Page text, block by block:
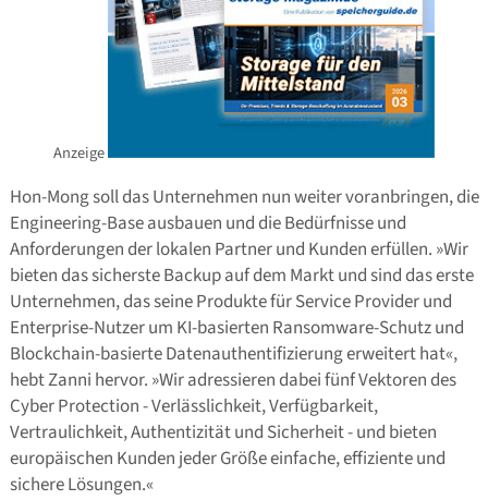
Anzeige
Hon-Mong soll das Unternehmen nun weiter voranbringen, die
Engineering-Base ausbauen und die Bedürfnisse und
Anforderungen der lokalen Partner und Kunden erfüllen. »Wir
bieten das sicherste Backup auf dem Markt und sind das erste
Unternehmen, das seine Produkte für Service Provider und
Enterprise-Nutzer um KI-basierten Ransomware-Schutz und
Blockchain-basierte Datenauthentifizierung erweitert hat«,
hebt Zanni hervor. »Wir adressieren dabei fünf Vektoren des
Cyber Protection - Verlässlichkeit, Verfügbarkeit,
Vertraulichkeit, Authentizität und Sicherheit - und bieten
europäischen Kunden jeder Größe einfache, effiziente und
sichere Lösungen.«